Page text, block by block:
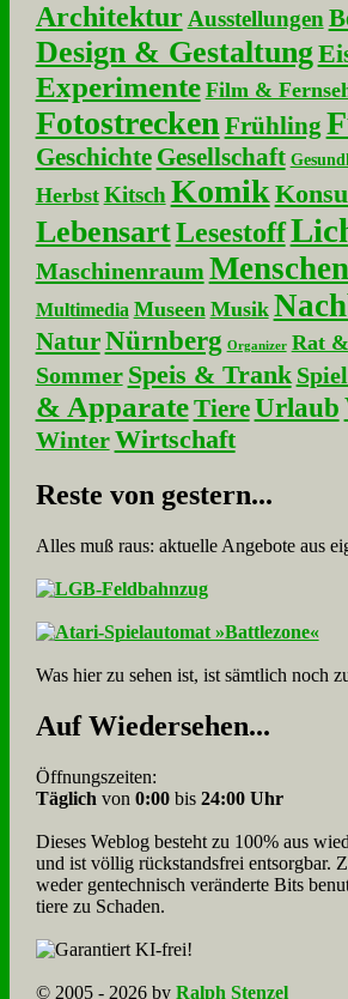
Architektur Ausstellungen
Design & Gestaltung
Experimente Film &
Fotostrecken Frühling
Geschichte Gesellschaft
Herbst Kitsch Komik
LebensartLesestoff
Maschinenraum Menschen
Multimedia Museen Musik
NaturNürnberg Organizer Rat
Sommer Speis & Trank
& Apparate Tiere Urlaub
Winter Wirtschaft
Re­ste von ge­stern...
Alles muß raus: aktuelle An­ge­bo­te aus
Was hier zu sehen ist, ist sämt­lich noch
Auf Wie­der­se­hen...
Öffnungszeiten:
Täglich von 0:00bis 24:00 Uhr
Dieses Weblog besteht zu 100% aus
und ist völlig rück­stands­frei ent­sorg­bar.
weder gen­tech­nisch veränderte Bits
tiere zu Scha­den.
© 2005 - 2026 by Ralph Stenzel